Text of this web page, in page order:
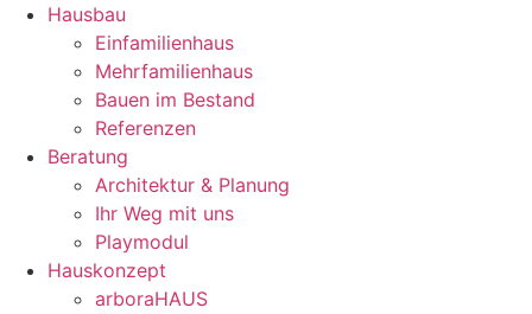
Hausbau
Einfamilienhaus
Mehrfamilienhaus
Bauen im Bestand
Referenzen
Beratung
Architektur & Planung
Ihr Weg mit uns
Playmodul
Hauskonzept
arboraHAUS